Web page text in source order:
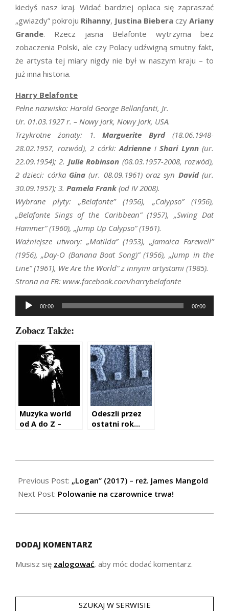
kiedyś nasz kraj. Widać bardziej opłaca się zapraszać
„gwiazdy” pokroju Rihanny, Justina Biebera czy Ariany
Grande. Rzecz jasna Belafonte wytrzyma bez
zobaczenia Polski, ale czy Polacy udźwigną smutny fakt,
że artysta tej miary nigdy nie był w naszym kraju – to
już inna historia.
Harry Belafonte
Pełne nazwisko: Harold George Bellanfanti, Jr.
Ur. 01.03.1927 r. – Nowy Jork, Nowy Jork, USA.
Trzykrotne żonaty: 1.Marguerite Byrd(18.06.1948-
28.02.1957, rozwód), 2 córki:Adrienne i Shari Lynn(ur.
22.09.1954); 2. Julie Robinson (08.03.1957-2008, rozwód),
2 dzieci: córka Gina (ur. 08.09.1961) oraz syn David(ur.
30.09.1957); 3. Pamela Frank (od IV 2008).
Wybrane płyty: „Belafonte” (1956), „Calypso” (1956),
„Belafonte Sings of the Caribbean” (1957), „Swing Dat
Hammer” (1960), „Jump Up Calypso” (1961).
Ważniejsze utwory: „Matilda” (1953), „Jamaica Farewell”
(1956), „Day-O (Banana Boat Song)” (1956), „Jump in the
Line” (1961), We Are the World” z innymi artystami (1985).
Strona na FB: www.facebook.com/harrybelafonte
Odtwarzacz
plików
dźwiękowych
00:00 00:00
Zobacz Także:
Muzyka world
od A do Z –
Odeszli przez
ostatni rok…
03-
06
Previous Post: „Logan” (2017) – reż. James Mangold
Next Post: Polowanie na czarownice trwa!
DODAJ KOMENTARZ
Musisz się zalogować, aby móc dodać komentarz.
SZUKAJ W SERWISIE